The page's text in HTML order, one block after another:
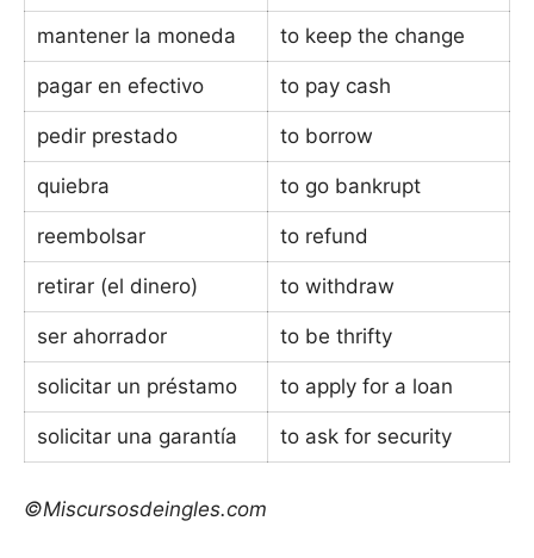
mantener la moneda to keep the change
pagar en efectivo to pay cash
pedir prestado to borrow
quiebra to go bankrupt
reembolsar to refund
retirar (el dinero) to withdraw
ser ahorrador to be thrifty
solicitar un préstamo to apply for a loan
solicitar una garantía to ask for security
©Miscursosdeingles.com